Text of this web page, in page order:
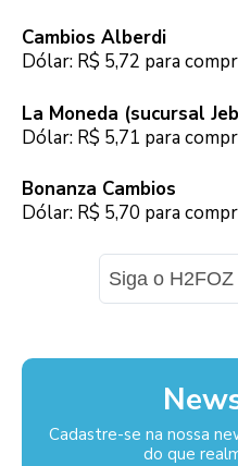
Cambios Alberdi
Dólar: R$ 5,72 para
La Moneda (sucursal
Dólar: R$ 5,71 para
Bonanza Cambios
Dólar: R$ 5,70 para
Siga o H2FOZ
Cadastre-se na nossa
do que